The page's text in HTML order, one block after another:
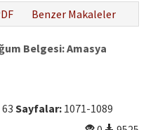
Benzer Makaleler
Belgesi: Amasya
Sayfalar: 1071-1089